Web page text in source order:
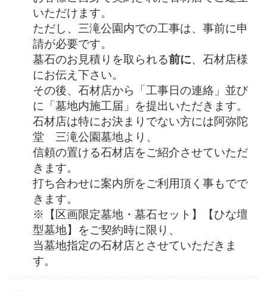
いただけます。
ただし、三滝公園内での工事は、事前に申
請が必要です。
墓石のお見積りを取られる前に、石材店様
にお伝え下さい。
その後、石材店から「工事日の連絡」並び
に「墓地内施工届」を提出いただきます。
石材店は特にお決まりでない方には阿弥陀
堂 三滝公園墓地より、
信頼の置ける石材店をご紹介させていただ
きます。
打ち合わせに案内所をご利用頂く事もでで
きます。
※【区画限定墓地・墓石セット】【ひな壇
型墓地】をご契約時に限り、
当墓地指定の石材店とさせていただきま
す。